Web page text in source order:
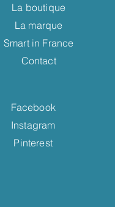
La boutique
La marque
Smart in France
Contact
Facebook
Instagram
Pinterest